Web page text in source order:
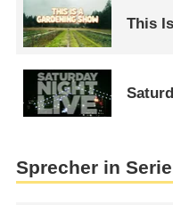
This
Sprecher in